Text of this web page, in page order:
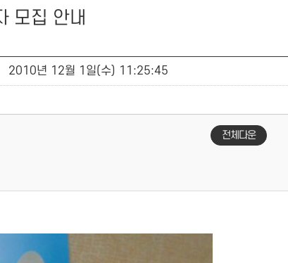
모집 안내
2010년 12월 1일(수) 11:25:45
전체다운